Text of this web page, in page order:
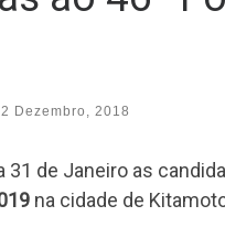
Dezembro, 2018
31 de Janeiro as
na cidade de